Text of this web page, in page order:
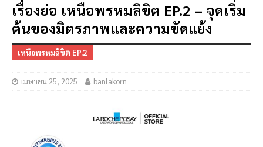
เรื่องย่อ เหนือพรหมลิขิต EP.2 – จุดเริ่ม
ต้นของมิตรภาพและความขัดแย้ง
เหนือพรหมลิขิต EP.2
เมษายน 25, 2025 banlakorn